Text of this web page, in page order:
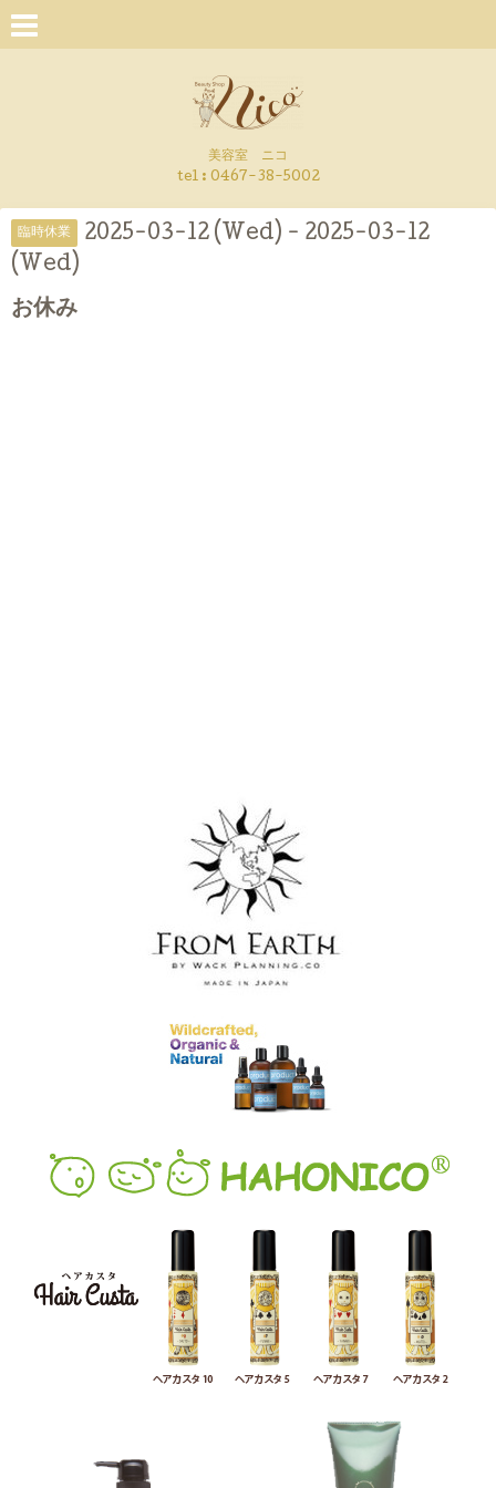
美容室 ニコ
tel : 0467-38-5002
臨時休業
2025-03-12 (Wed) - 2025-03-12
(Wed)
お休み